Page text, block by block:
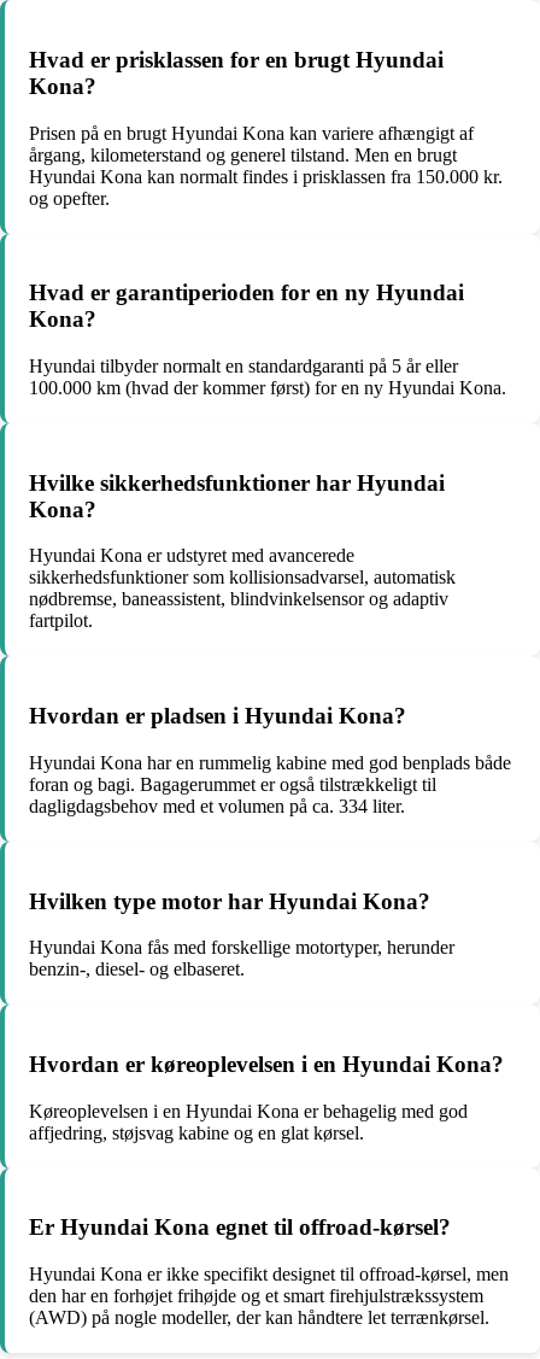
Hvad er prisklassen for en brugt Hyundai
Kona?
Prisen på en brugt Hyundai Kona kan variere afhængigt af
årgang, kilometerstand og generel tilstand. Men en brugt
Hyundai Kona kan normalt findes i prisklassen fra 150.000 kr.
og opefter.
Hvad er garantiperioden for en ny Hyundai
Kona?
Hyundai tilbyder normalt en standardgaranti på 5 år eller
100.000 km (hvad der kommer først) for en ny Hyundai Kona.
Hvilke sikkerhedsfunktioner har Hyundai
Kona?
Hyundai Kona er udstyret med avancerede
sikkerhedsfunktioner som kollisionsadvarsel, automatisk
nødbremse, baneassistent, blindvinkelsensor og adaptiv
fartpilot.
Hvordan er pladsen i Hyundai Kona?
Hyundai Kona har en rummelig kabine med god benplads både
foran og bagi. Bagagerummet er også tilstrækkeligt til
dagligdagsbehov med et volumen på ca. 334 liter.
Hvilken type motor har Hyundai Kona?
Hyundai Kona fås med forskellige motortyper, herunder
benzin-, diesel- og elbaseret.
Hvordan er køreoplevelsen i en Hyundai Kona?
Køreoplevelsen i en Hyundai Kona er behagelig med god
affjedring, støjsvag kabine og en glat kørsel.
Er Hyundai Kona egnet til offroad-kørsel?
Hyundai Kona er ikke specifikt designet til offroad-kørsel, men
den har en forhøjet frihøjde og et smart firehjulstrækssystem
(AWD) på nogle modeller, der kan håndtere let terrænkørsel.